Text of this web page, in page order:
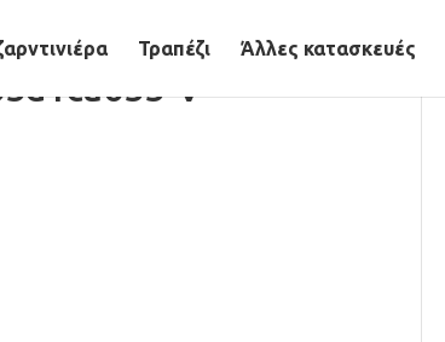
Τραπέζι Άλλες κατασκευές
V